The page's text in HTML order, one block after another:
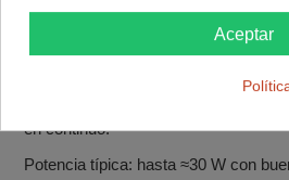
módulo/hoja de datos).
Rango de salida: ≈5–35/40 V DC
en continuo.
Potencia típica: hasta ≈30 W con
Aceptar